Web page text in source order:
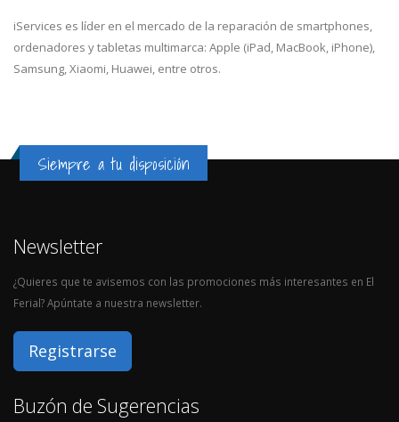
iServices es líder en el mercado de la reparación de smartphones,
ordenadores y tabletas multimarca: Apple (iPad, MacBook, iPhone),
Samsung, Xiaomi, Huawei, entre otros.
Siempre a tu disposición
Newsletter
¿Quieres que te avisemos con las promociones más interesantes en El
Ferial? Apúntate a nuestra newsletter.
Registrarse
Buzón de Sugerencias